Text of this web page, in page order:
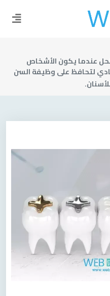
عندما يكون الأشخاص
لتحافظ على وظيفة السن